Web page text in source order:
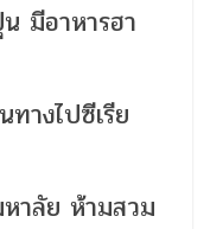
มีอาหารฮา
างไปซีเรีย
าลัย ห้ามสวม